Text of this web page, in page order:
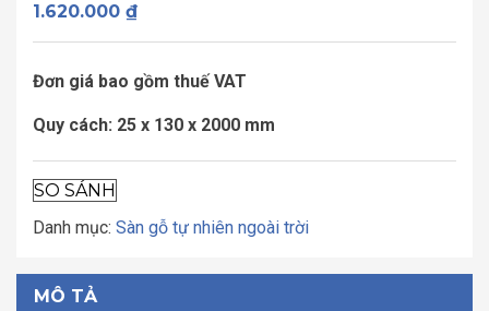
1.620.000 ₫
Đơn giá bao gồm thuế VAT
Quy cách: 25 x 130 x 2000 mm
SO SÁNH
Danh mục: Sàn gỗ tự nhiên ngoài trời
MÔ TẢ